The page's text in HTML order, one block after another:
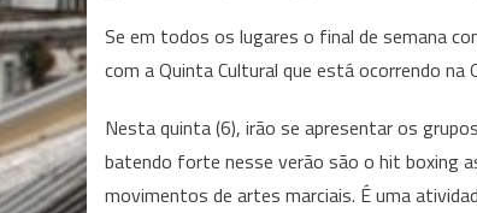
Se em todos os lugares o final de semana
com a Quinta Cultural que está ocorrendo na
Nesta quinta (6), irão se apresentar os
batendo forte nesse verão são o hit boxing
movimentos de artes marciais. É uma